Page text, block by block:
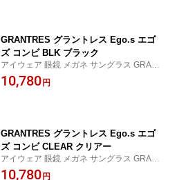
GRANTRES グラントレス Ego.s エゴ
ズ コンビ BLK ブラック
アイウェア 眼鏡 メガネ サングラス GRANT
RES グラントレス タキロンローランド ロ
ックスタージャパン
10,780円
GRANTRES グラントレス Ego.s エゴ
ズ コンビ CLEAR クリアー
アイウェア 眼鏡 メガネ サングラス GRANT
RES グラントレス タキロンローランド ロ
10,780円